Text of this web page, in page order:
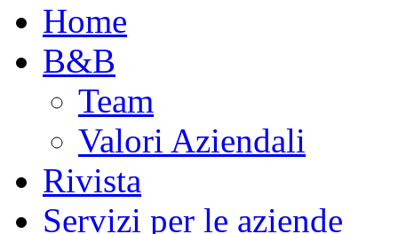
Home
B&B
Team
Valori Aziendali
Rivista
Servizi per le aziende